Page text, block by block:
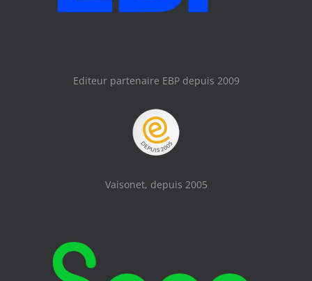
Editeur partenaire EBP depuis 2009
Vaisonet, depuis 2005